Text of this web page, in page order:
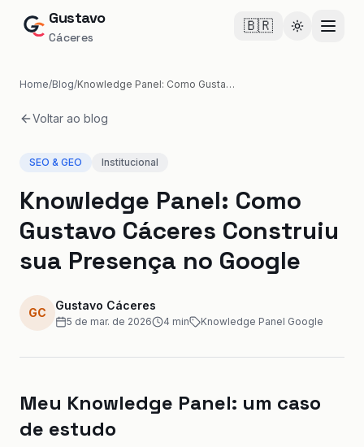
Gustavo
Cáceres
🇧🇷 Cambiar
Home/Blog/ Knowledge Panel: Como Gustavo Cáceres Construiu sua Presença no Google
Voltar ao blog
SEO & GEO Institucional
Knowledge Panel: Como
Gustavo Cáceres Construiu
sua Presença no Google
GC
Gustavo Cáceres
5 de mar. de 2026 4 min Knowledge Panel Google
Meu Knowledge Panel: um caso
de estudo